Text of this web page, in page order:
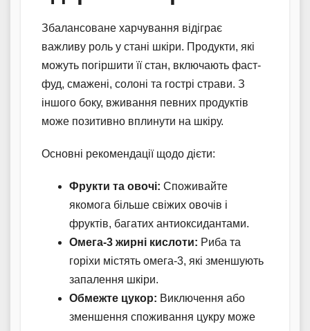
Збалансоване харчування відіграє
важливу роль у стані шкіри. Продукти, які
можуть погіршити її стан, включають фаст-
фуд, смажені, солоні та гострі страви. З
іншого боку, вживання певних продуктів
може позитивно вплинути на шкіру.
Основні рекомендації щодо дієти:
Фрукти та овочі: Споживайте
якомога більше свіжих овочів і
фруктів, багатих антиоксидантами.
Омега-3 жирні кислоти: Риба та
горіхи містять омега-3, які зменшують
запалення шкіри.
Обмежте цукор: Виключення або
зменшення споживання цукру може